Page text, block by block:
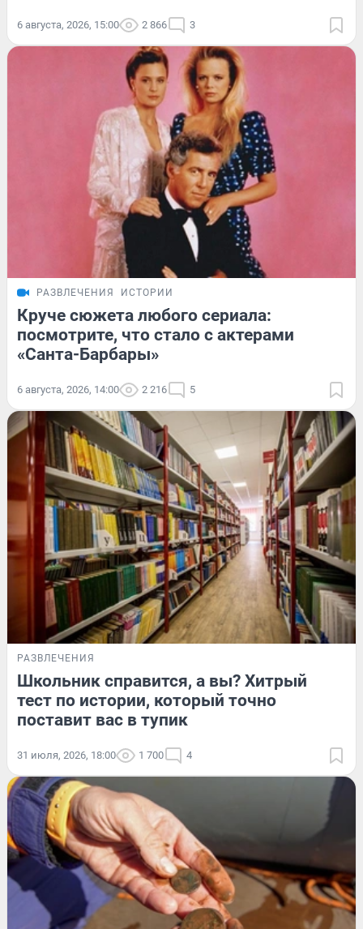
6 августа, 2026, 15:00 2 866 3
РАЗВЛЕЧЕНИЯ ИСТОРИИ
Круче сюжета любого сериала:
посмотрите, что стало с актерами
«Санта-Барбары»
6 августа, 2026, 14:00 2 216 5
РАЗВЛЕЧЕНИЯ
Школьник справится, а вы? Хитрый
тест по истории, который точно
поставит вас в тупик
31 июля, 2026, 18:00 1 700 4